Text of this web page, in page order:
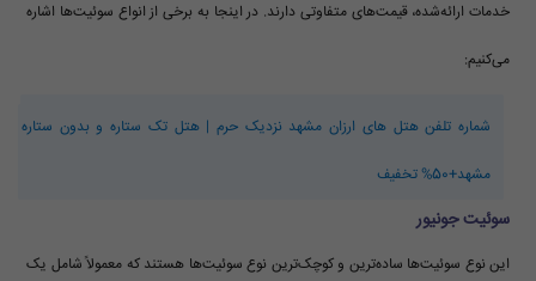
خدمات ارائه‌شده، قیمت‌های متفاوتی دارند. در اینجا به برخی از انواع سوئیت‌ها اشاره
می‌کنیم:
شماره تلفن هتل های ارزان مشهد نزدیک حرم | هتل تک ستاره و بدون ستاره
مشهد+50% تخفیف
سوئیت جونیور
این نوع سوئیت‌ها ساده‌ترین و کوچک‌ترین نوع سوئیت‌ها هستند که معمولاً شامل یک